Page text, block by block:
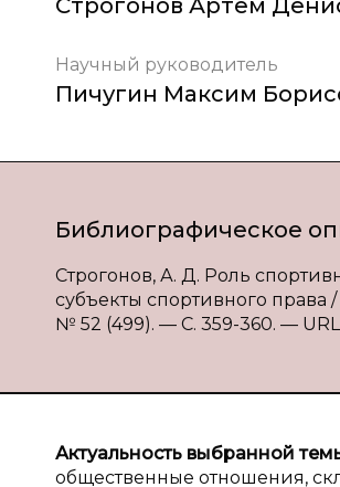
Строгонов Артем
Научный руководитель
Пичугин Максим
Библиографическое
Строгонов, А. Д. Роль
субъекты спортивного
№ 52 (499). — С. 359-360. —
Актуальность выбранной
общественные отношения,